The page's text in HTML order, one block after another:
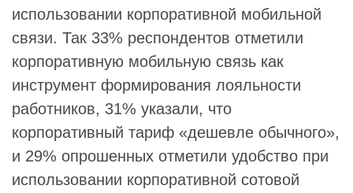
использовании корпоративной мобильной
связи. Так 33% респондентов отметили
корпоративную мобильную связь как
инструмент формирования лояльности
работников, 31% указали, что
корпоративный тариф «дешевле обычного»,
и 29% опрошенных отметили удобство при
использовании корпоративной сотовой